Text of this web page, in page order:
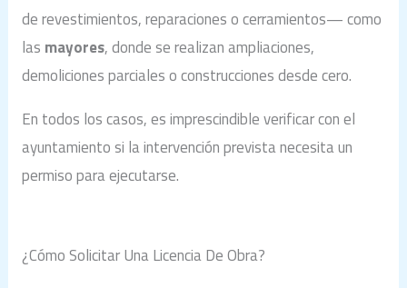
de revestimientos, reparaciones o cerramientos— como
las mayores, donde se realizan ampliaciones,
demoliciones parciales o construcciones desde cero.
En todos los casos, es imprescindible verificar con el
ayuntamiento si la intervención prevista necesita un
permiso para ejecutarse.
¿Cómo Solicitar Una Licencia De Obra?